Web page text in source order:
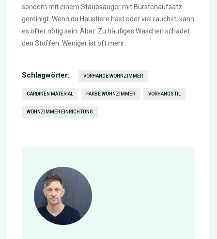
sondern mit einem Staubsauger mit Bürstenaufsatz
gereinigt. Wenn du Haustiere hast oder viel rauchst, kann
es öfter nötig sein. Aber: Zu häufiges Waschen schadet
den Stoffen. Weniger ist oft mehr.
Schlagwörter: VORHÄNGE WOHNZIMMER
GARDINEN MATERIAL FARBE WOHNZIMMER VORHANGSTIL
WOHNZIMMER EINRICHTUNG